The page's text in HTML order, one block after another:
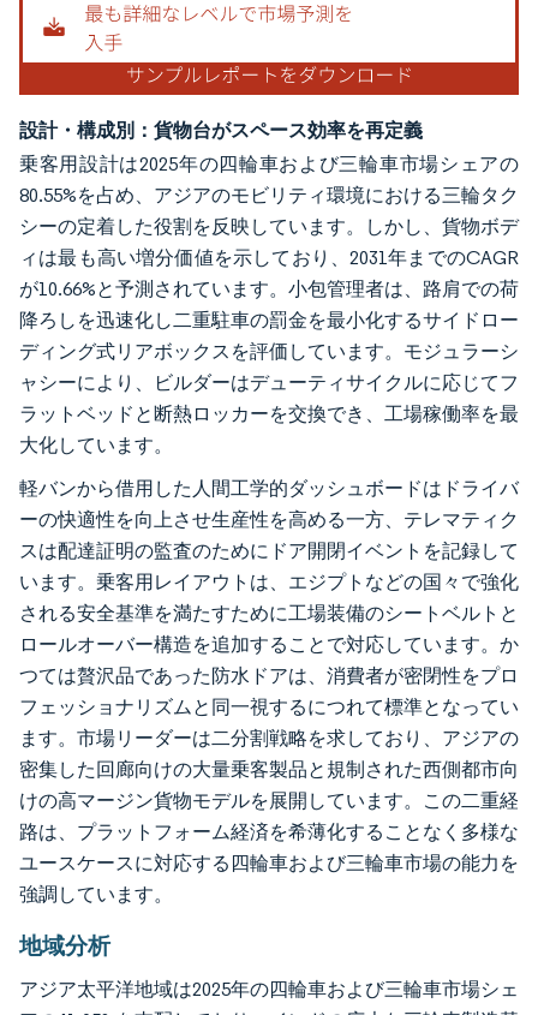
設計・構成別：貨物台がスペース効率を再定義
乗客用設計は2025年の四輪車および三輪車市場シェアの
80.55%を占め、アジアのモビリティ環境における三輪タク
シーの定着した役割を反映しています。しかし、貨物ボデ
ィは最も高い増分価値を示しており、2031年までのCAGR
が10.66%と予測されています。小包管理者は、路肩での荷
降ろしを迅速化し二重駐車の罰金を最小化するサイドロー
ディング式リアボックスを評価しています。モジュラーシ
ャシーにより、ビルダーはデューティサイクルに応じてフ
ラットベッドと断熱ロッカーを交換でき、工場稼働率を最
大化しています。
軽バンから借用した人間工学的ダッシュボードはドライバ
ーの快適性を向上させ生産性を高める一方、テレマティク
スは配達証明の監査のためにドア開閉イベントを記録して
います。乗客用レイアウトは、エジプトなどの国々で強化
される安全基準を満たすために工場装備のシートベルトと
ロールオーバー構造を追加することで対応しています。か
つては贅沢品であった防水ドアは、消費者が密閉性をプロ
フェッショナリズムと同一視するにつれて標準となってい
ます。市場リーダーは二分割戦略を求しており、アジアの
密集した回廊向けの大量乗客製品と規制された西側都市向
けの高マージン貨物モデルを展開しています。この二重経
路は、プラットフォーム経済を希薄化することなく多様な
ユースケースに対応する四輪車および三輪車市場の能力を
強調しています。
地域分析
アジア太平洋地域は2025年の四輪車および三輪車市場シェ